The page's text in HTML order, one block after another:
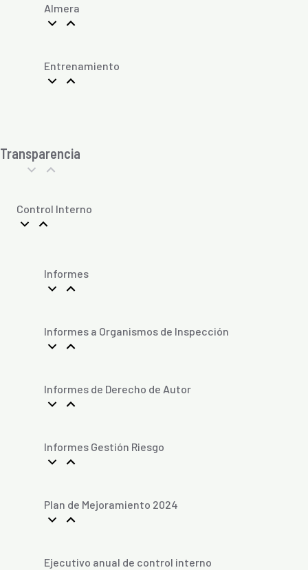
Almera
Entrenamiento
Transparencia
Control Interno
Informes
Informes a Organismos de Inspección
Informes de Derecho de Autor
Informes Gestión Riesgo
Plan de Mejoramiento 2024
Ejecutivo anual de control interno